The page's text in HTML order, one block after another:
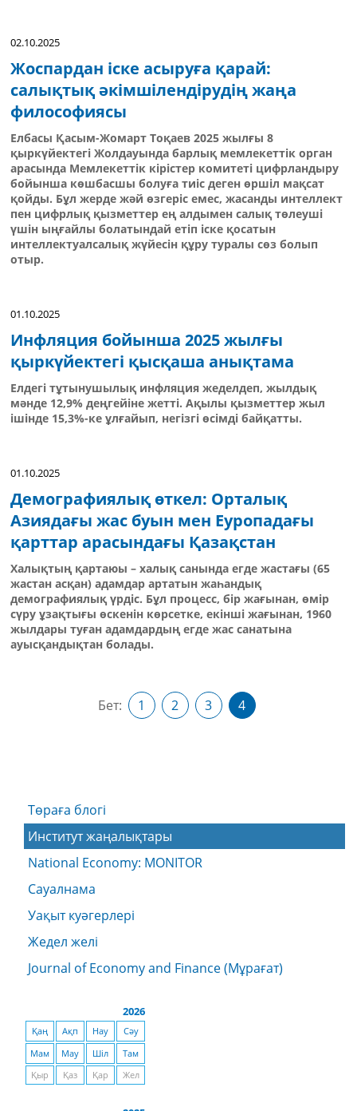
02.10.2025
Жоспардан іске асыруға қарай:
салықтық әкімшілендірудің жаңа
философиясы
Елбасы Қасым-Жомарт Тоқаев 2025 жылғы 8
қыркүйектегі Жолдауында барлық мемлекеттік орган
арасында Мемлекеттік кірістер комитеті цифрландыру
бойынша көшбасшы болуға тиіс деген өршіл мақсат
қойды. Бұл жерде жәй өзгеріс емес, жасанды интеллект
пен цифрлық қызметтер ең алдымен салық төлеуші
үшін ыңғайлы болатындай етіп іске қосатын
интеллектуалсалық жүйесін құру туралы сөз болып
отыр.
01.10.2025
Инфляция бойынша 2025 жылғы
қыркүйектегі қысқаша анықтама
Елдегі тұтынушылық инфляция жеделдеп, жылдық
мәнде 12,9% деңгейіне жетті. Ақылы қызметтер жыл
ішінде 15,3%-ке ұлғайып, негізгі өсімді байқатты.
01.10.2025
Демографиялық өткел: Орталық
Азиядағы жас буын мен Еуропадағы
қарттар арасындағы Қазақстан
Халықтың қартаюы – халық санында егде жастағы (65
жастан асқан) адамдар артатын жаһандық
демографиялық үрдіс. Бұл процесс, бір жағынан, өмір
сүру ұзақтығы өскенін көрсетке, екінші жағынан, 1960
жылдары туған адамдардың егде жас санатына
ауысқандықтан болады.
Бет: 1 2 3 4
Төраға блогі
Институт жаңалықтары
National Economy: MONITOR
Сауалнама
Уақыт куәгерлері
Жедел желі
Journal of Economy and Finance (Мұрағат)
2026
Қаң Ақп Нау
Сәу
Мам
Мау Шіл
Там
Қыр
Қаз Қар Жел